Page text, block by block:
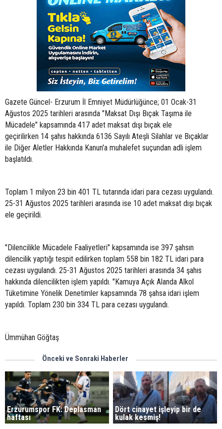
Gazete Güncel- Erzurum İl Emniyet Müdürlüğünce; 01 Ocak-31
Ağustos 2025 tarihleri arasında "Maksat Dışı Bıçak Taşıma ile
Mücadele" kapsamında 417 adet maksat dışı bıçak ele
geçirilirken 14 şahıs hakkında 6136 Sayılı Ateşli Silahlar ve Bıçaklar
ile Diğer Aletler Hakkında Kanun'a muhalefet suçundan adli işlem
başlatıldı.
Toplam 1 milyon 23 bin 401 TL tutarında idari para cezası uygulandı.
25-31 Ağustos 2025 tarihleri arasında ise 10 adet maksat dışı bıçak
ele geçirildi.
"Dilencilikle Mücadele Faaliyetleri" kapsamında ise 397 şahsın
dilencilik yaptığı tespit edilirken toplam 558 bin 182 TL idari para
cezası uygulandı. 25-31 Ağustos 2025 tarihleri arasında 34 şahıs
hakkında dilencilikten işlem yapıldı. "Kamuya Açık Alanda Alkol
Tüketimine Yönelik Denetimler kapsamında 78 şahsa idari işlem
yapıldı. Toplam 230 bin 334 TL para cezası uygulandı.
Ümmühan Göğtaş
Önceki ve Sonraki Haberler
Erzurumspor FK: Deplasman
haftası
Dört cinayet işleyip bir de
kulak kesmiş!